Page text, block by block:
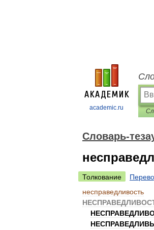
academic.ru
Словарь-
Толкование
несправедливость